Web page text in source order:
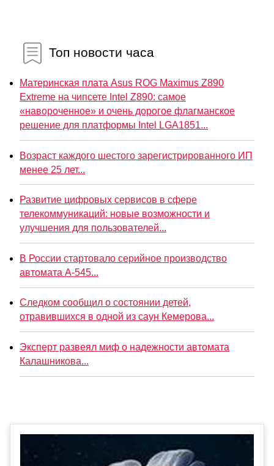
Топ новости часа
Материнская плата Asus ROG Maximus Z890
Extreme на чипсете Intel Z890: самое
«навороченное» и очень дорогое флагманское
решение для платформы Intel LGA1851...
Возраст каждого шестого зарегистрированного ИП
менее 25 лет...
Развитие цифровых сервисов в сфере
телекоммуникаций: новые возможности и
улучшения для пользователей...
В России стартовало серийное производство
автомата А-545...
Следком сообщил о состоянии детей,
отравившихся в одной из саун Кемерова...
Эксперт развеял миф о надежности автомата
Калашникова...